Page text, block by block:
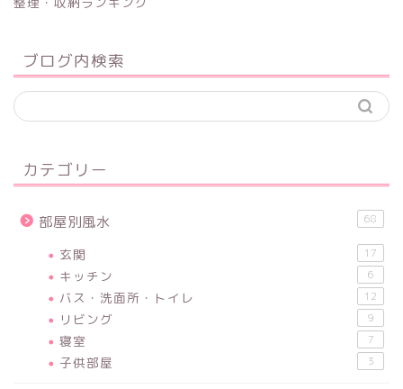
ブログ内検索
カテゴリー
部屋別風水 68
玄関 17
キッチン 6
バス・洗面所・トイレ 12
リビング 9
寝室 7
子供部屋 3